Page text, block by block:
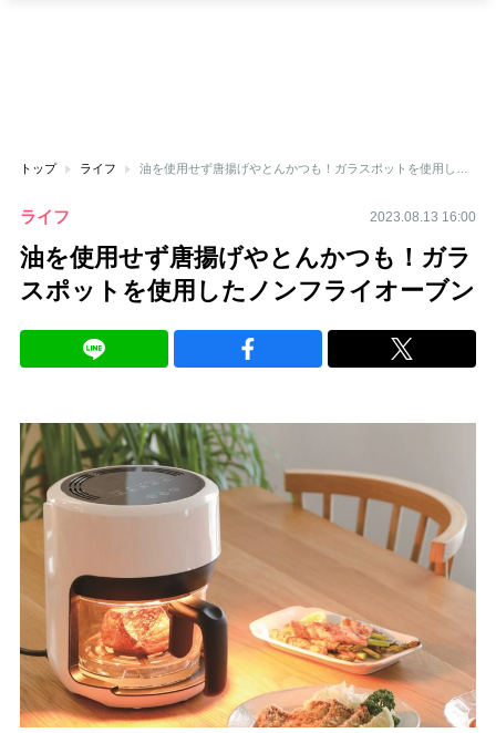
トップ ライフ
ライフ 2023.08.13 16:00
油を使用せず唐揚げやとんかつも！ガラ
スポットを使用したノンフライオーブン